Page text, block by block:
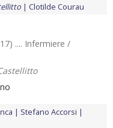
Clotilde Courau
.... Infermiere /
Stefano Accorsi